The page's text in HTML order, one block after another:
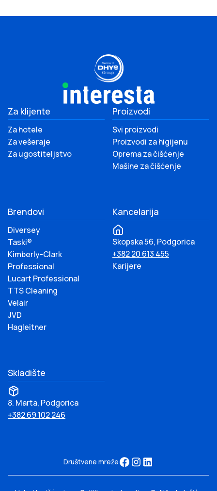
Za klijente
Za hotele
Za vešeraje
Za ugostiteljstvo
Proizvodi
Svi proizvodi
Proizvodi za higijenu
Oprema za čišćenje
Mašine za čišćenje
Brendovi
Diversey
Taski®
Kimberly-Clark
Professional
Lucart Professional
TTS Cleaning
Velair
JVD
Hagleitner
Kancelarija
Skopska 56, Podgorica
+382 20 613 455
Karijere
Skladište
8. Marta, Podgorica
+382 69 102 246
Društvene mreže